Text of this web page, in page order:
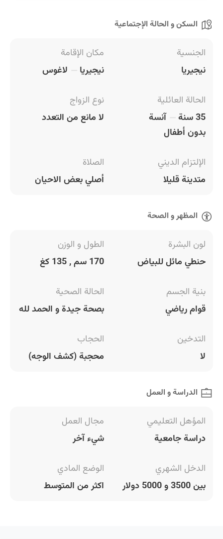
السكن و الحالة الإجتماعية
الجنسية
نيجيريا
مكان الإقامة
نيجيريا
لاغوس
الحالة العائلية
35 سنة
آنسة
بدون أطفال
نوع الزواج
لا مانع من التعدد
الإلتزام الديني
متدينة قليلا
الصلاة
أصلي بعض الاحيان
المظهر و الصحة
لون البشرة
حنطي مائل للبياض
الطول و الوزن
170 سم , 135 كغ
بنية الجسم
قوام رياضي
الحالة الصحية
بصحة جيدة و الحمد لله
التدخين
لا
الحجاب
محجبة (كشف الوجه)
الدراسة و العمل
المؤهل التعليمي
دراسة جامعية
مجال العمل
شيء آخر
الدخل الشهري
بين 3500 و 5000 دولار
الوضع المادي
اكثر من المتوسط